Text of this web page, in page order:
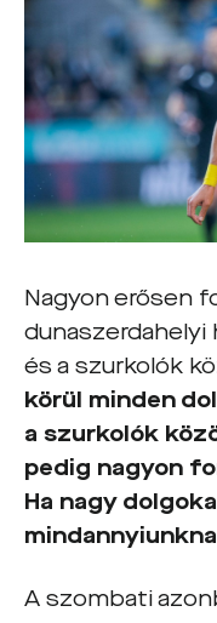
Nagyon erősen
dunaszerdahelyi
és a szurkolók
körül minden
a szurkolók
pedig nagyon
Ha nagy
A szombati